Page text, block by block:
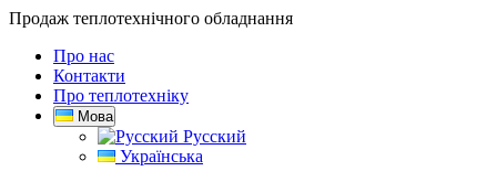
Продаж теплотехнічного обладнання
Про нас
Контакти
Про теплотехніку
Мова
Русский
Українська